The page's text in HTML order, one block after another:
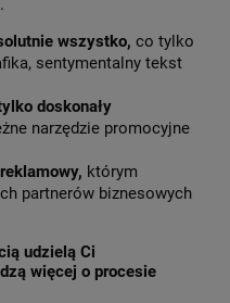
wszystko, co tylko
sentymentalny tekst
doskonały
narzędzie promocyjne
którym
partnerów biznesowych
udzielą Ci
więcej o procesie